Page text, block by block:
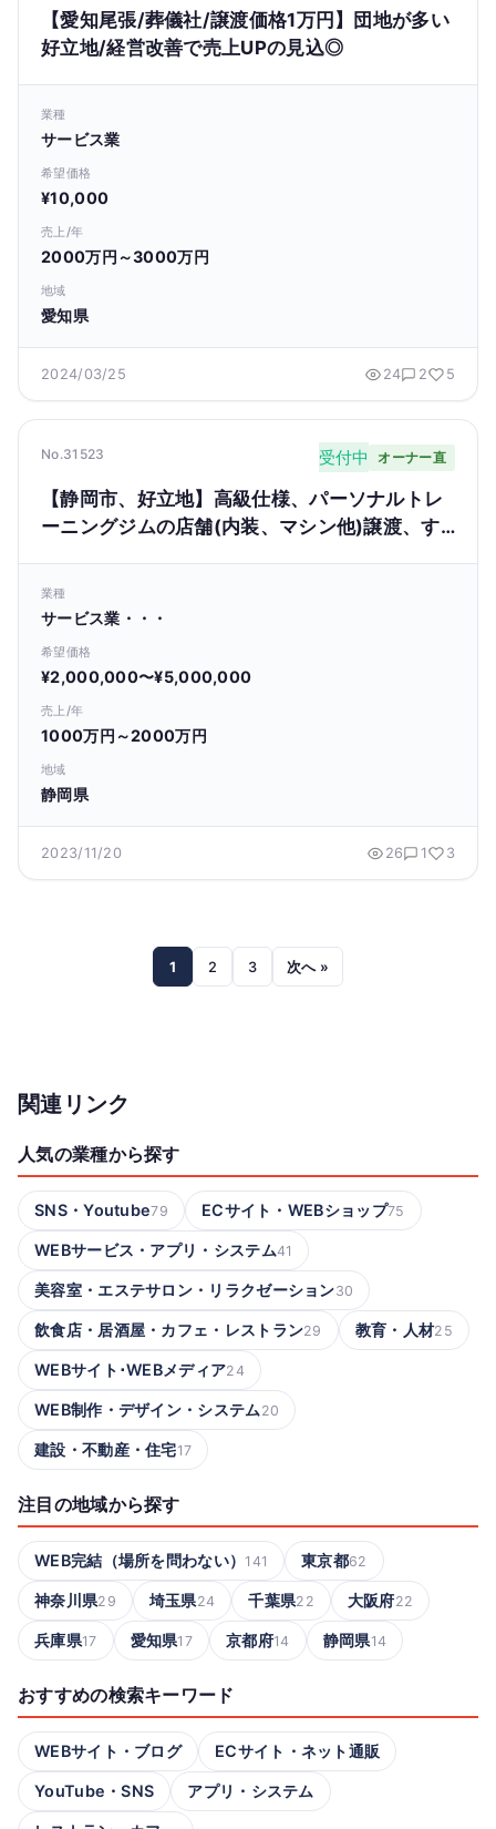
【愛知尾張/葬儀社/譲渡価格1万円】団地が多い
好立地/経営改善で売上UPの見込◎
業種
サービス業
希望価格
¥10,000
売上/年
2000万円～3000万円
地域
愛知県
2024/03/25 24 2 5
No.31523 受付中 オーナー直
【静岡市、好立地】高級仕様、パーソナルトレ
ーニングジムの店舗(内装、マシン他)譲渡、す
業種
サービス業・・・
希望価格
¥2,000,000〜¥5,000,000
売上/年
1000万円～2000万円
地域
静岡県
2023/11/20 26 1 3
1 2 3 次へ »
関連リンク
人気の業種から探す
SNS・Youtube79 ECサイト・WEBショップ75
WEBサービス・アプリ・システム41
美容室・エステサロン・リラクゼーション30
飲食店・居酒屋・カフェ・レストラン29 教育・人材25
WEBサイト･WEBメディア24
WEB制作・デザイン・システム 20
建設・不動産・住宅17
注目の地域から探す
WEB完結（場所を問わない） 141 東京都62
神奈川県29 埼玉県24 千葉県22 大阪府22
兵庫県17 愛知県17 京都府14 静岡県14
おすすめの検索キーワード
WEBサイト・ブログ ECサイト・ネット通販
YouTube・SNS アプリ・システム